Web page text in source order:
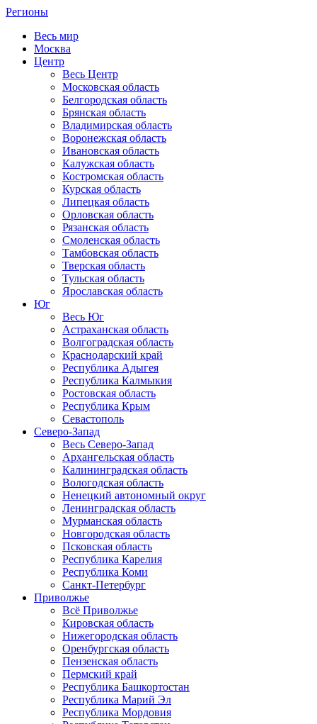
Регионы
Весь мир
Москва
Центр
Весь Центр
Московская область
Белгородская область
Брянская область
Владимирская область
Воронежская область
Ивановская область
Калужская область
Костромская область
Курская область
Липецкая область
Орловская область
Рязанская область
Смоленская область
Тамбовская область
Тверская область
Тульская область
Ярославская область
Юг
Весь Юг
Астраханская область
Волгоградская область
Краснодарский край
Республика Адыгея
Республика Калмыкия
Ростовская область
Республика Крым
Севастополь
Северо-Запад
Весь Северо-Запад
Архангельская область
Калининградская область
Вологодская область
Ненецкий автономный округ
Ленинградская область
Мурманская область
Новгородская область
Псковская область
Республика Карелия
Республика Коми
Санкт-Петербург
Приволжье
Всё Приволжье
Кировская область
Нижегородская область
Оренбургская область
Пензенская область
Пермский край
Республика Башкортостан
Республика Марий Эл
Республика Мордовия